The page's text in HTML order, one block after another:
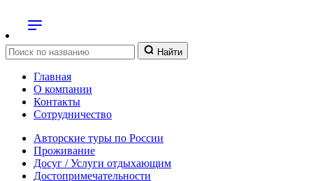
Найти
Главная
О компании
Контакты
Сотрудничество
Авторские туры по России
Проживание
Досуг / Услуги отдыхающим
Достопримечательности